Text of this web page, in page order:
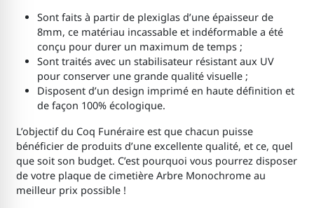
Sont faits à partir de plexiglas d’une épaisseur de
8mm, ce matériau incassable et indéformable a été
conçu pour durer un maximum de temps ;
Sont traités avec un stabilisateur résistant aux UV
pour conserver une grande qualité visuelle ;
Disposent d’un design imprimé en haute définition et
de façon 100% écologique.
L’objectif du Coq Funéraire est que chacun puisse
bénéficier de produits d’une excellente qualité, et ce, quel
que soit son budget. C’est pourquoi vous pourrez disposer
de votre plaque de cimetière Arbre Monochrome au
meilleur prix possible !